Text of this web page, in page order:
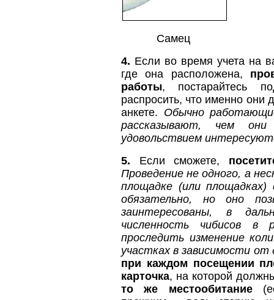
Самец
4. Если во время учета на
где она расположена,
работы, постарайтесь
распросить, что именно
анкете. Обычно
рассказывают, чем
удовольствием
5. Если сможете,
Проведение не одного, а
площадке (или площадках)
обязательно, но оно
заинтересованы, в
численность чибисов в
проследить изменение
участках в зависимости
при каждом посещении
карточка, на которой
то же местообитание